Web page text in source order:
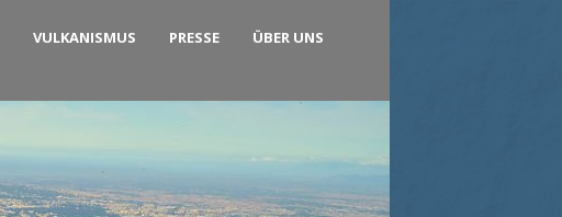
VULKANISMUS PRESSE ÜBER UNS